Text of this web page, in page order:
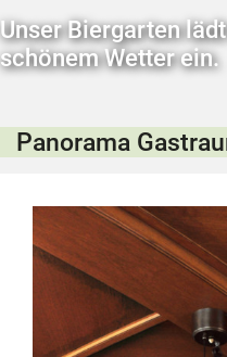
Unser Biergarten
schönem Wetter ein.
Panorama